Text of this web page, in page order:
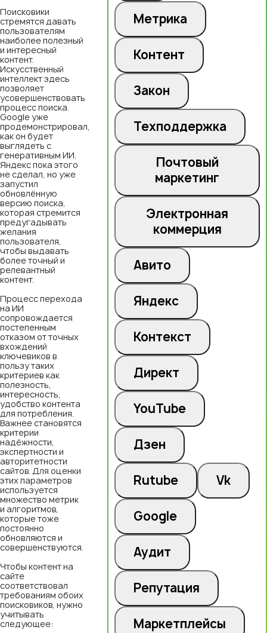
Метрика
Контент
Закон
Техподдержка
Почтовый
маркетинг
Электронная
коммерция
Авито
Яндекс
Контекст
Директ
YouTube
Дзен
Rutube Vk
Google
Аудит
Репутация
Маркетплейсы
Поисковики
стремятся давать
пользователям
наиболее полезный
и интересный
контент.
Искусственный
интеллект здесь
позволяет
усовершенствовать
процесс поиска.
Google уже
продемонстрировал,
как он будет
выглядеть с
генеративным ИИ.
Яндекс пока этого
не сделал, но уже
запустил
обновлённую
версию поиска,
которая стремится
предугадывать
желания
пользователя,
чтобы выдавать
более точный и
релевантный
контент.
Процесс перехода
на ИИ
сопровождается
постепенным
отказом от точных
вхождений
ключевиков в
пользу таких
критериев как
полезность,
интересность,
удобство контента
для потребления.
Важнее становятся
критерии
надёжности,
экспертности и
авторитетности
сайтов. Для оценки
этих параметров
используется
множество метрик
и алгоритмов,
которые тоже
постоянно
обновляются и
совершенствуются.
Чтобы контент на
сайте
соответствовал
требованиям обоих
поисковиков, нужно
учитывать
следующее: